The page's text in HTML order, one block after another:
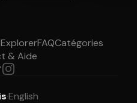
ExplorerFAQCatégories
& Aide
·English